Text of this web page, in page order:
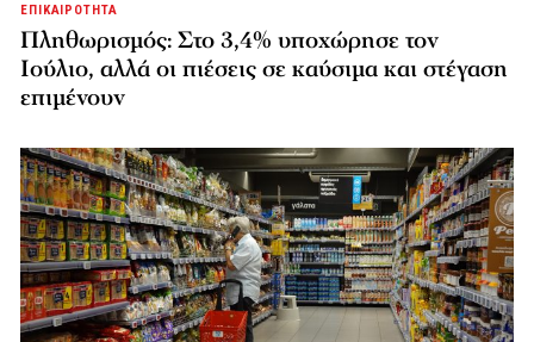
ΕΠΙΚΑΙΡΟΤΗΤΑ
Πληθωρισμός: Στο 3,4% υποχώρησε τον
Ιούλιο, αλλά οι πιέσεις σε καύσιμα και στέγαση
επιμένουν